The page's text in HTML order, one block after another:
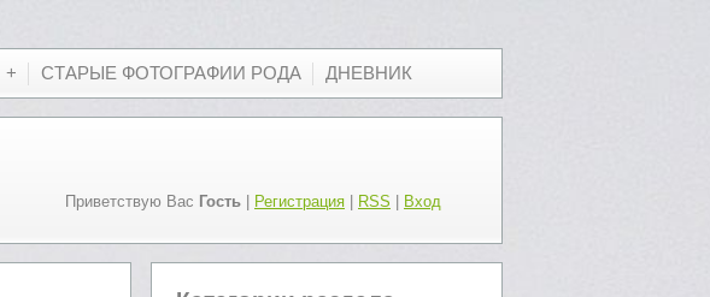
СТАРЫЕ ФОТОГРАФИИ РОДА ДНЕВНИК
Приветствую Вас Гость Регистрация RSS Вход